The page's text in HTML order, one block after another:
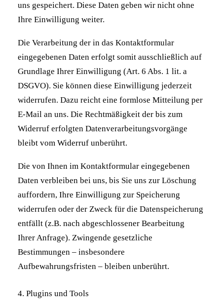
uns gespeichert. Diese Daten geben wir nicht ohne
Ihre Einwilligung weiter.
Die Verarbeitung der in das Kontaktformular
eingegebenen Daten erfolgt somit ausschließlich auf
Grundlage Ihrer Einwilligung (Art. 6 Abs. 1 lit. a
DSGVO). Sie können diese Einwilligung jederzeit
widerrufen. Dazu reicht eine formlose Mitteilung per
E-Mail an uns. Die Rechtmäßigkeit der bis zum
Widerruf erfolgten Datenverarbeitungsvorgänge
bleibt vom Widerruf unberührt.
Die von Ihnen im Kontaktformular eingegebenen
Daten verbleiben bei uns, bis Sie uns zur Löschung
auffordern, Ihre Einwilligung zur Speicherung
widerrufen oder der Zweck für die Datenspeicherung
entfällt (z.B. nach abgeschlossener Bearbeitung
Ihrer Anfrage). Zwingende gesetzliche
Bestimmungen – insbesondere
Aufbewahrungsfristen – bleiben unberührt.
4. Plugins und Tools